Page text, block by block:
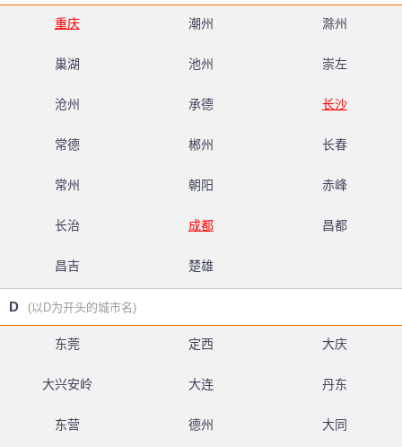
重庆 潮州 滁州
巢湖 池州 崇左
沧州 承德 长沙
常德 郴州 长春
常州 朝阳 赤峰
长治 成都 昌都
昌吉 楚雄
D (以D为开头的城市名)
东莞 定西 大庆
大兴安岭 大连 丹东
东营 德州 大同